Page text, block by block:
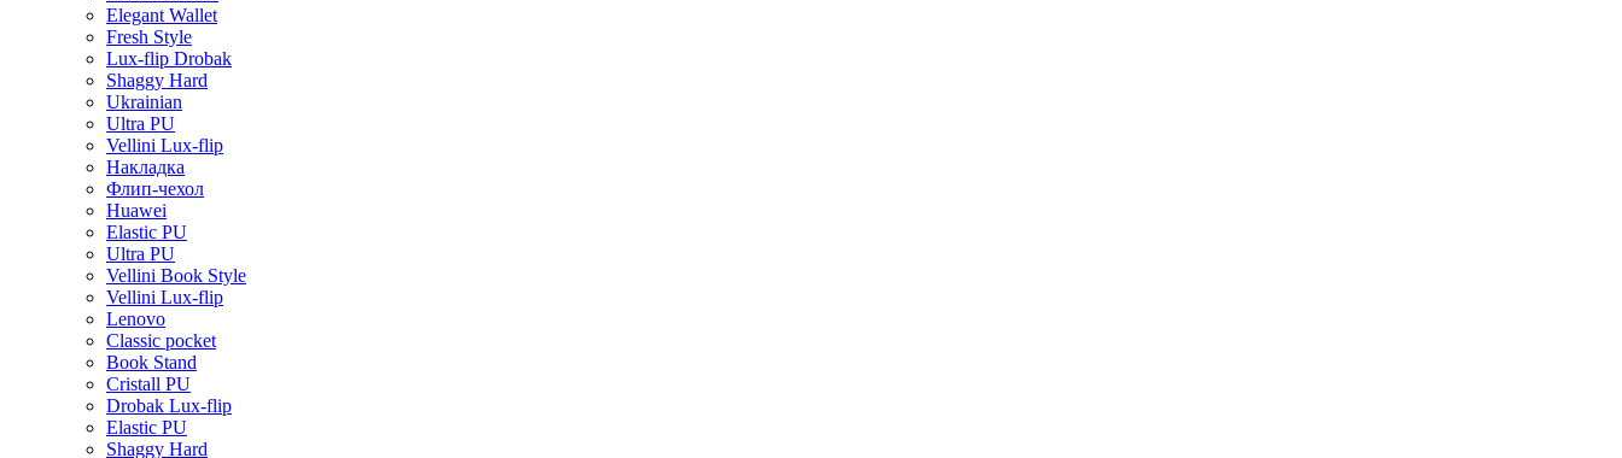
Elegant Wallet
Fresh Style
Lux-flip Drobak
Shaggy Hard
Ukrainian
Ultra PU
Vellini Lux-flip
Накладка
Флип-чехол
Huawei
Elastic PU
Ultra PU
Vellini Book Style
Vellini Lux-flip
Lenovo
Classic pocket
Book Stand
Cristall PU
Drobak Lux-flip
Elastic PU
Shaggy Hard